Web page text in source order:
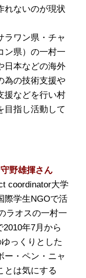
れないのが現状
ラワン県・チャ
ン県）の一村一
日本などの海外
為の技術支援や
援などを行い村
目指し活動して
野雄揮さん
coordinator大学
際学生NGOで活
ラオスの一村一
年7月から
っくりとした
ー・ペン・ニャ
とは気にする